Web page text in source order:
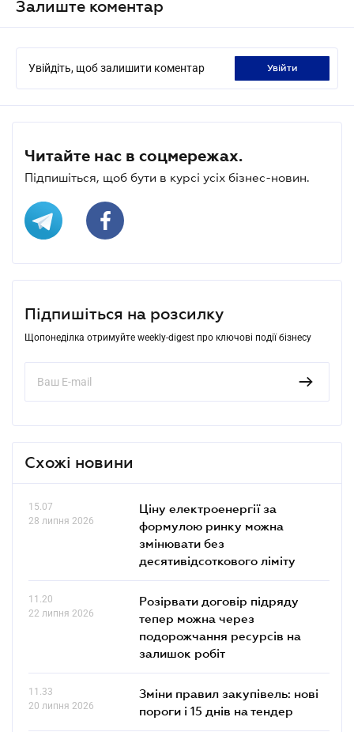
Залиште коментар
Увійдіть, щоб залишити коментар увійти
Читайте нас в соцмережах.
Підпишіться, щоб бути в курсі усіх бізнес-новин.
Підпишіться на розсилку
Щопонеділка отримуйте weekly-digest про ключові події бізнесу
Схожі новини
15.07
28 липня 2026
Ціну електроенергії за
формулою ринку можна
змінювати без
десятивідсоткового ліміту
11.20
22 липня 2026
Розірвати договір підряду
тепер можна через
подорожчання ресурсів на
залишок робіт
11.33
20 липня 2026
Зміни правил закупівель: нові
пороги і 15 днів на тендер